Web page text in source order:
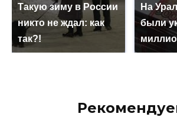
Такую зиму в России
никто не ждал: как
так?!
На
были